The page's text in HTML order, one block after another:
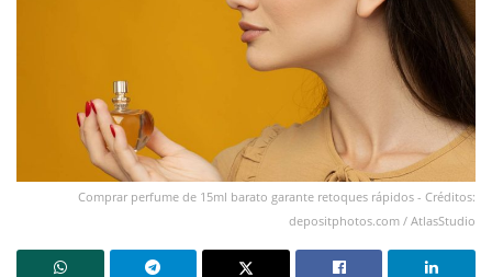
Comprar perfume de 15ml barato garante retoques rápidos - Créditos:
depositphotos.com / AtlasStudio